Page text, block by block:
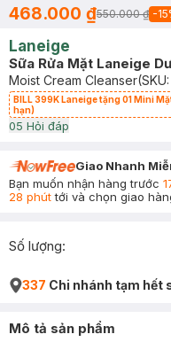
468.000 ₫550.000 ₫ -15
Laneige
Sữa Rửa Mặt Laneige
Moist Cream Cleanser(SKU:
BILL 399K Laneige tặng 01 Mini
hạn)
05 Hỏi đáp
Giao Nhanh
Bạn muốn nhận hàng trước
28 phúttới và chọn giao
Số lượng:
337 Chi nhánh tạm hết
Mô tả sản phẩm